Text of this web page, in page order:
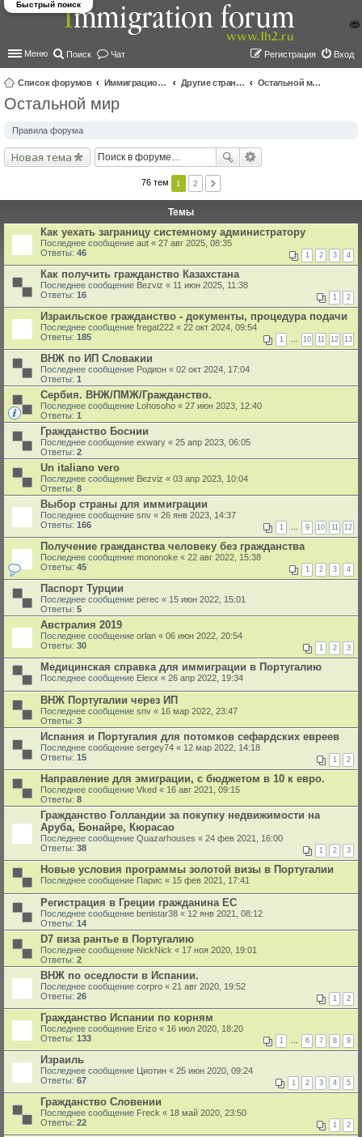
Меню Поиск Чат Вход
Регистрация
Список форумов Иммиграционные форумы | Immigration forums Другие страны и вопросы Шенгена
Остальной мир
Быстрый поиск
Остальной мир
Правила форума
Новая тема
76 тем 1 2
Темы
Как уехать заграницу системному администратору
Последнее сообщение aut « 27 авг 2025, 08:35
Ответы: 46 1 2 3 4
Как получить гражданство Казахстана
Последнее сообщение Bezviz « 11 июн 2025, 11:38
Ответы: 16 1 2
Израильское гражданство - документы, процедура подачи
Последнее сообщение fregat222 « 22 окт 2024, 09:54
Ответы: 185 1 … 10 11 12 13
ВНЖ по ИП Словакии
Последнее сообщение Родион « 02 окт 2024, 17:04
Ответы: 1
Сербия. ВНЖ/ПМЖ/Гражданство.
Последнее сообщение Lohosoho « 27 июн 2023, 12:40
Ответы: 1
Гражданство Боснии
Последнее сообщение exwary « 25 апр 2023, 06:05
Ответы: 2
Un italiano vero
Последнее сообщение Bezviz « 03 апр 2023, 10:04
Ответы: 8
Выбор страны для иммиграции
Последнее сообщение snv « 26 янв 2023, 14:37
Ответы: 166 1 … 9 10 11 12
Получение гражданства человеку без гражданства
Последнее сообщение mononoke « 22 авг 2022, 15:38
Ответы: 45 1 2 3 4
Паспорт Турции
Последнее сообщение perec « 15 июн 2022, 15:01
Ответы: 5
Австралия 2019
Последнее сообщение orlan « 06 июн 2022, 20:54
Ответы: 30 1 2 3
Медицинская справка для иммиграции в Португалию
Последнее сообщение Elexx « 26 апр 2022, 19:34
ВНЖ Португалии через ИП
Последнее сообщение snv « 16 мар 2022, 23:47
Ответы: 3
Испания и Португалия для потомков сефардских евреев
Последнее сообщение sergey74 « 12 мар 2022, 14:18
Ответы: 15 1 2
Направление для эмиграции, с бюджетом в 10 к евро.
Последнее сообщение Vked « 16 авг 2021, 09:15
Ответы: 8
Гражданство Голландии за покупку недвижимости на
Аруба, Бонайре, Кюрасао
Последнее сообщение Quazarhouses « 24 фев 2021, 16:00
Ответы: 38 1 2 3
Новые условия программы золотой визы в Португалии
Последнее сообщение Парис « 15 фев 2021, 17:41
Регистрация в Греции гражданина ЕС
Последнее сообщение benistar38 « 12 янв 2021, 08:12
Ответы: 14
D7 виза рантье в Португалию
Последнее сообщение NickNick « 17 ноя 2020, 19:01
Ответы: 2
ВНЖ по оседлости в Испании.
Последнее сообщение corpro « 21 авг 2020, 19:52
Ответы: 26 1 2
Гражданство Испании по корням
Последнее сообщение Erizo « 16 июл 2020, 18:20
Ответы: 133 1 … 6 7 8 9
Израиль
Последнее сообщение Циотин « 25 июн 2020, 09:24
Ответы: 67 1 2 3 4 5
Гражданство Словении
Последнее сообщение Freck « 18 май 2020, 23:50
Ответы: 22 1 2